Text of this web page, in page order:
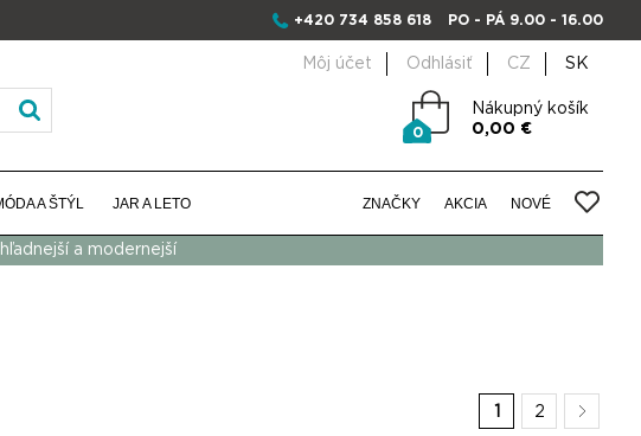
+420 734 858 618 PO - PÁ 9.00 - 16.00
Môj účet Odhlásiť CZ SK
Nákupný košík
0,00 €
0
A ŠTÝL JAR A LETO ZNAČKY AKCIA NOVÉ
a modernejší
2